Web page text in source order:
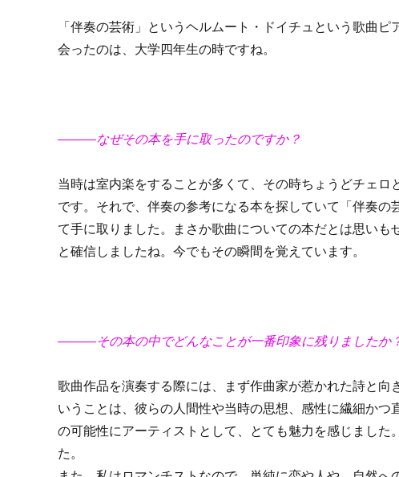
「伴奏の芸術」というヘルムート・ドイチュという歌曲
会ったのは、大学四年生の時ですね。
―――なぜその本を手に取ったのですか？
当時は室内楽をすることが多くて、その時ちょうどチェロ
です。それで、伴奏の参考になる本を探していて「伴奏の
て手に取りました。まさか歌曲についての本だとは思い
と確信しましたね。今でもその瞬間を覚えています。
―――その本の中でどんなことが一番印象に残りましたか
歌曲作品を演奏する際には、まず作曲家が惹かれた詩と
いうことは、彼らの人間性や当時の思想、感性に繊細か
の可能性にアーティストとして、とても魅力を感じまし
た。